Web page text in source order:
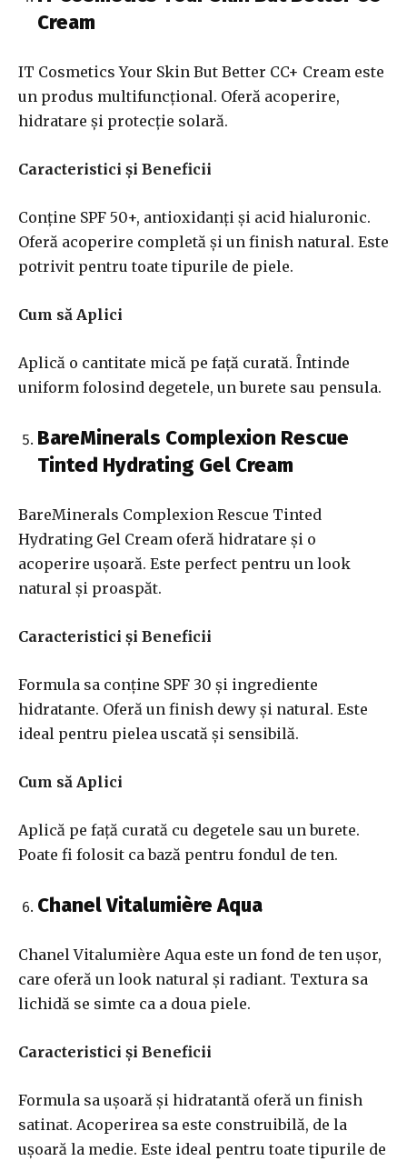
Cream
IT Cosmetics Your Skin But Better CC+ Cream este
un produs multifuncțional. Oferă acoperire,
hidratare și protecție solară.
Caracteristici și Beneficii
Conține SPF 50+, antioxidanți și acid hialuronic.
Oferă acoperire completă și un finish natural. Este
potrivit pentru toate tipurile de piele.
Cum să Aplici
Aplică o cantitate mică pe față curată. Întinde
uniform folosind degetele, un burete sau pensula.
BareMinerals Complexion Rescue
Tinted Hydrating Gel Cream
BareMinerals Complexion Rescue Tinted
Hydrating Gel Cream oferă hidratare și o
acoperire ușoară. Este perfect pentru un look
natural și proaspăt.
Caracteristici și Beneficii
Formula sa conține SPF 30 și ingrediente
hidratante. Oferă un finish dewy și natural. Este
ideal pentru pielea uscată și sensibilă.
Cum să Aplici
Aplică pe față curată cu degetele sau un burete.
Poate fi folosit ca bază pentru fondul de ten.
Chanel Vitalumière Aqua
Chanel Vitalumière Aqua este un fond de ten ușor,
care oferă un look natural și radiant. Textura sa
lichidă se simte ca a doua piele.
Caracteristici și Beneficii
Formula sa ușoară și hidratantă oferă un finish
satinat. Acoperirea sa este construibilă, de la
ușoară la medie. Este ideal pentru toate tipurile de